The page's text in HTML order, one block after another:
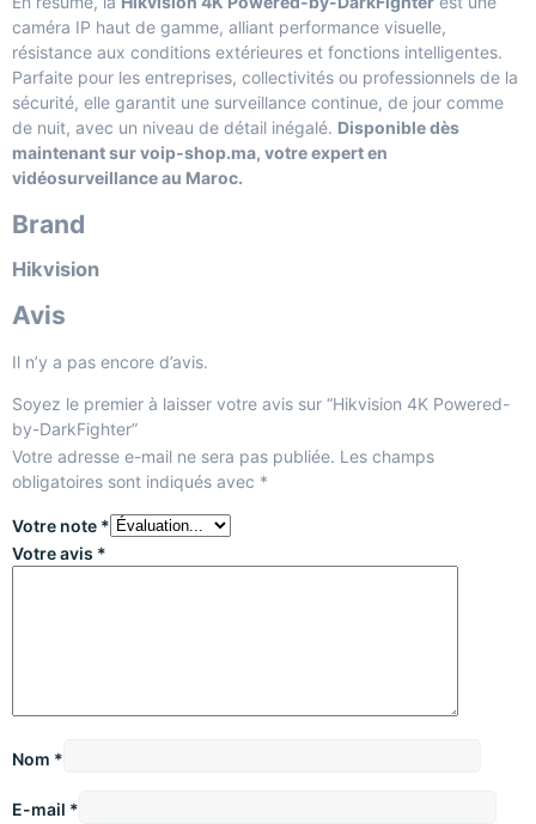
caméra IP haut de gamme, alliant performance visuelle,
résistance aux conditions extérieures et fonctions intelligentes.
Parfaite pour les entreprises, collectivités ou professionnels de la
sécurité, elle garantit une surveillance continue, de jour comme
de nuit, avec un niveau de détail inégalé. Disponible dès
maintenant sur voip-shop.ma, votre expert en
vidéosurveillance au Maroc.
Brand
Hikvision
Avis
Il n’y a pas encore d’avis.
Soyez le premier à laisser votre avis sur “Hikvision 4K Powered-
by-DarkFighter”
Votre adresse e-mail ne sera pas publiée. Les champs
obligatoires sont indiqués avec *
Votre note *
Votre avis *
Nom *
E-mail *